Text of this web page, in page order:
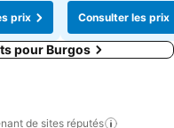
prix
Consulter les prix
pour Burgos
de sites réputés